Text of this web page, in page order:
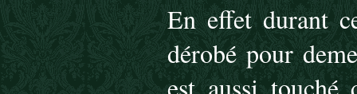
En effet durant
dérobé pour
est aussi